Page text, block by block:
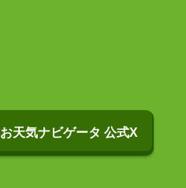
お天気ナビゲータ 公式X